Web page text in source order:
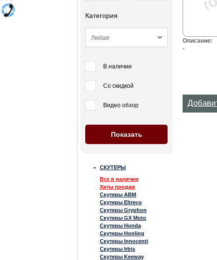
Категория
В наличии
Со скидкой
Видео обзор
СКУТЕРЫ
Все в наличии
Хиты продаж
Скутеры ABM
Скутеры Eltreco
Скутеры Gryphon
Скутеры GX Moto
Скутеры Honda
Скутеры Honling
Скутеры Innocenti
Скутеры Irbis
Скутеры Keeway
Описание:
-